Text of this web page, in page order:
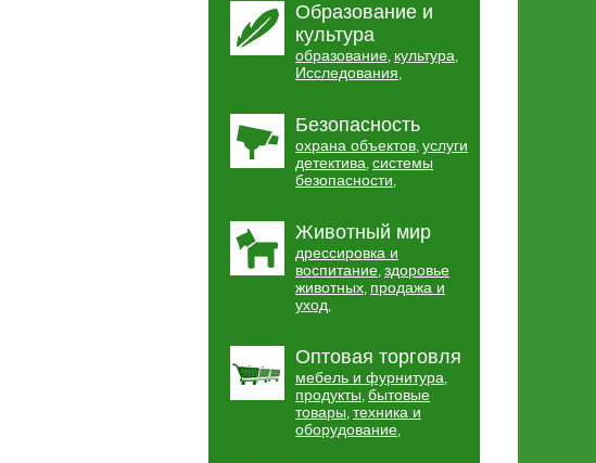
Образование и
культура
образование, культура,
Исследования,
Безопасность
охрана объектов, услуги
детектива, системы
безопасности,
Животный мир
дрессировка и
воспитание, здоровье
животных, продажа и
уход,
Оптовая торговля
мебель и фурнитура,
продукты, бытовые
товары, техника и
оборудование,